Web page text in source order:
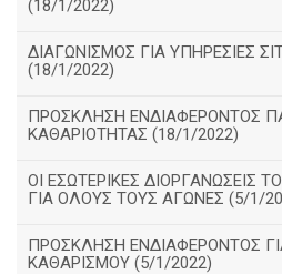
(18/1/2022)
ΔΙΑΓΩΝΙΣΜΟΣ ΓΙΑ ΥΠΗΡΕΣΙΕΣ
(18/1/2022)
ΠΡΟΣΚΛΗΣΗ ΕΝΔΙΑΦΕΡΟΝΤΟΣ
ΚΑΘΑΡΙΟΤΗΤΑΣ (18/1/2022)
ΟΙ ΕΣΩΤΕΡΙΚΕΣ ΔΙΟΡΓΑΝΩΣΕΙΣ
ΓΙΑ ΟΛΟΥΣ ΤΟΥΣ ΑΓΩΝΕΣ (5/1/
ΠΡΟΣΚΛΗΣΗ ΕΝΔΙΑΦΕΡΟΝΤΟΣ
ΚΑΘΑΡΙΣΜΟΥ (5/1/2022)